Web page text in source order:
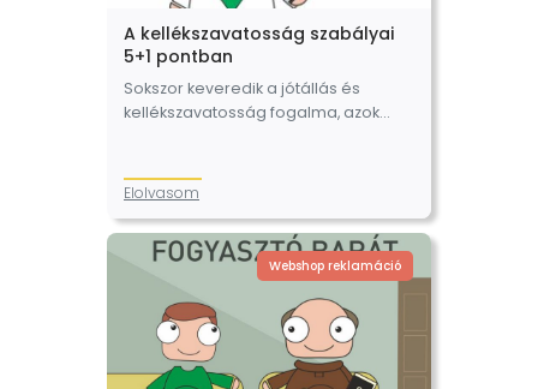
A kellékszavatosság szabályai
5+1 pontban
Sokszor keveredik a jótállás és
kellékszavatosság fogalma, azok
hasonló jogintézményekről van szó,
Elolvasom
Webshop reklamáció